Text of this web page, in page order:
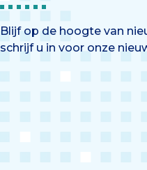
Blijf op de hoogte van
schrijf u in voor onze